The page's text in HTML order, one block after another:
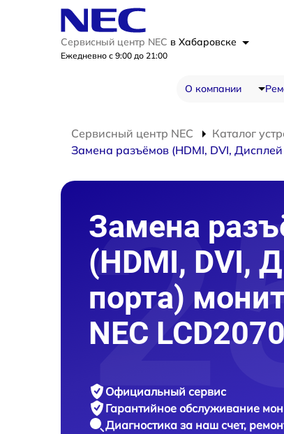
Сервисный центр NEC в Хабаровске
Ежедневно с 9:00 до 21:00
О компании
Сервисный центр NEC Каталог
Замена разъёмов (HDMI, DVI, Дисплей
Замена
(HDMI, DVI,
порта)
NEC
Официальный сервис
Гарантийное обслуживание
Диагностика за наш счет,